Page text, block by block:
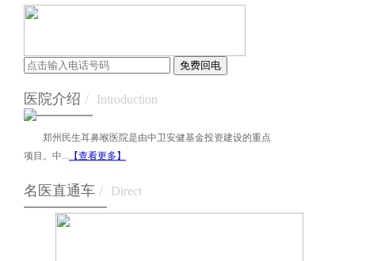
医院介绍 / Introduction
郑州民生耳鼻喉医院是由中卫安健基金投资建设的重点
项目。中... 【查看更多】
名医直通车 / Direct